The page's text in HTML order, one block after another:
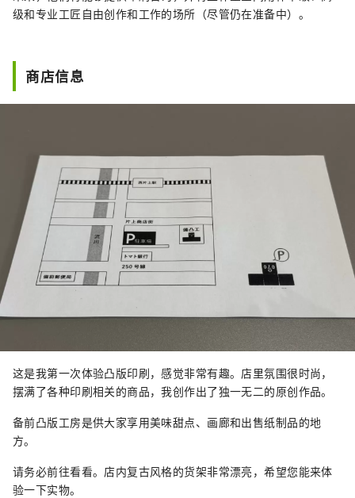
级和专业工匠自由创作和工作的场所（尽管仍在准备中）。
商店信息
这是我第一次体验凸版印刷，感觉非常有趣。店里氛围很时尚，
摆满了各种印刷相关的商品，我创作出了独一无二的原创作品。
备前凸版工房是供大家享用美味甜点、画廊和出售纸制品的地
方。
请务必前往看看。店内复古风格的货架非常漂亮，希望您能来体
验一下实物。